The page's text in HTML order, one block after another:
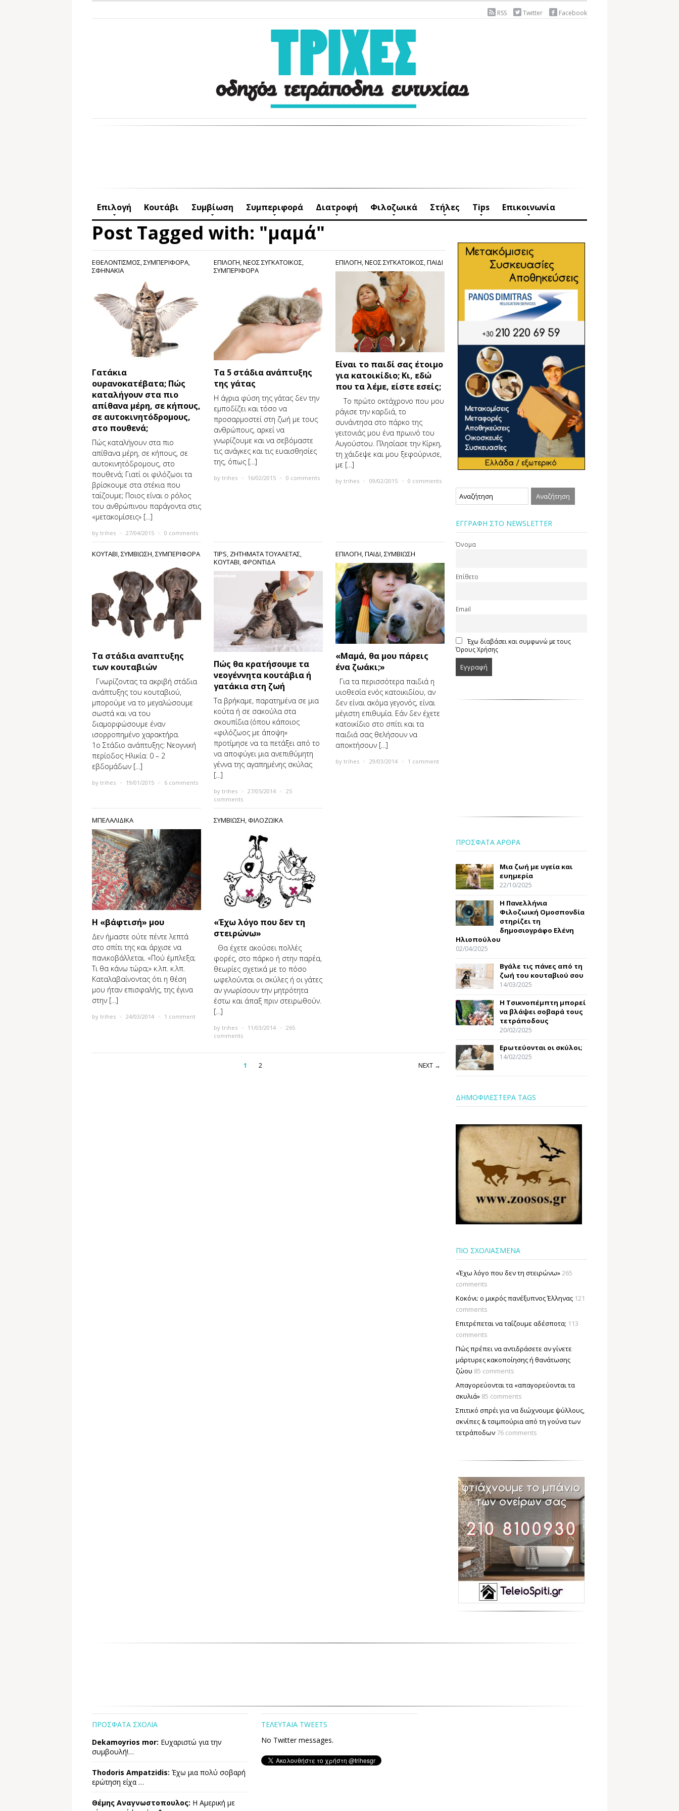
RSS Twitter Facebook
Επιλογή Κουτάβι Συμβίωση Συμπεριφορά Διατροφή Φιλοζωικά Στήλες Tips Επικοινωνία
Post Tagged with: "μαμά"
ΕΘΕΛΟΝΤΙΣΜΟΣ,ΣΥΜΠΕΡΙΦΟΡΑ,
ΣΦΗΝΑΚΙΑ
Γατάκια
ουρανοκατέβατα; Πώς
καταλήγουν στα πιο
απίθανα μέρη, σε κήπους,
σε αυτοκινητόδρομους,
στο πουθενά;
Πώς καταλήγουν στα πιο
απίθανα μέρη, σε κήπους, σε
αυτοκινητόδρομους, στο
πουθενά; Γιατί οι φιλόζωοι τα
βρίσκουμε στα στέκια που
ταΐζουμε; Ποιος είναι ο ρόλος
του ανθρώπινου παράγοντα στις
«μετακομίσεις» […]
by trihes 27/04/2015 0 comments
ΕΠΙΛΟΓΗ,ΝΕΟΣ ΣΥΓΚΑΤΟΙΚΟΣ,
ΣΥΜΠΕΡΙΦΟΡΑ
Τα 5 στάδια ανάπτυξης
της γάτας
Η άγρια φύση της γάτας δεν την
εμποδίζει και τόσο να
προσαρμοστεί στη ζωή με τους
ανθρώπους, αρκεί να
γνωρίζουμε και να σεβόμαστε
τις ανάγκες και τις ευαισθησίες
της, όπως […]
by trihes 16/02/2015 0 comments
ΕΠΙΛΟΓΗ,ΝΕΟΣ ΣΥΓΚΑΤΟΙΚΟΣ,ΠΑΙΔΙ
Είναι το παιδί σας έτοιμο
για κατοικίδιο; Κι, εδώ
που τα λέμε, είστε εσείς;
Το πρώτο οκτάχρονο που μου
ράγισε την καρδιά, το
συνάντησα στο πάρκο της
γειτονιάς μου ένα πρωινό του
Αυγούστου. Πλησίασε την Κίρκη,
τη χάιδεψε και μου ξεφούρνισε,
με […]
by trihes 09/02/2015 0 comments
ΚΟΥΤΑΒΙ,ΣΥΜΒΙΩΣΗ,ΣΥΜΠΕΡΙΦΟΡΑ
Τα στάδια αναπτυξης
των κουταβιών
Γνωρίζοντας τα ακριβή στάδια
ανάπτυξης του κουταβιού,
μπορούμε να το μεγαλώσουμε
σωστά και να του
διαμορφώσουμε έναν
ισορροπημένο χαρακτήρα.
1o Στάδιο ανάπτυξης: Νεογνική
περίοδος Ηλικία: 0 – 2
εβδομάδων […]
by trihes 19/01/2015 6 comments
TIPS, ΖΗΤΉΜΑΤΑ ΤΟΥΑΛΈΤΑΣ,
ΚΟΥΤΑΒΙ,ΦΡΟΝΤΙΔΑ
Πώς θα κρατήσουμε τα
νεογέννητα κουτάβια ή
γατάκια στη ζωή
Τα βρήκαμε, παρατημένα σε μια
κούτα ή σε σακούλα στα
σκουπίδια (όπου κάποιος
«φιλόζωος με άποψη»
προτίμησε να τα πετάξει από το
να αποφύγει μια ανεπιθύμητη
γέννα της αγαπημένης σκύλας
[…]
by trihes 27/05/2014
25
comments
ΕΠΙΛΟΓΗ,ΠΑΙΔΙ,ΣΥΜΒΙΩΣΗ
«Μαμά, θα μου πάρεις
ένα ζωάκι;»
Για τα περισσότερα παιδιά η
υιοθεσία ενός κατοικιδίου, αν
δεν είναι ακόμα γεγονός, είναι
μέγιστη επιθυμία. Εάν δεν έχετε
κατοικίδιο στο σπίτι και τα
παιδιά σας θελήσουν να
αποκτήσουν […]
by trihes 29/03/2014 1 comment
ΜΠΕΛΑΛΙΔΙΚΑ
Η «βάφτισή» μου
Δεν ήμαστε ούτε πέντε λεπτά
στο σπίτι της και άρχισε να
πανικοβάλλεται. «Πού έμπλεξα;
Τι θα κάνω τώρα;» κ.λπ. κ.λπ.
Καταλαβαίνοντας ότι η θέση
μου ήταν επισφαλής, της έγινα
στην […]
by trihes 24/03/2014 1 comment
ΣΥΜΒΙΩΣΗ,ΦΙΛΟΖΩΙΚΑ
«Έχω λόγο που δεν τη
στειρώνω»
Θα έχετε ακούσει πολλές
φορές, στο πάρκο ή στην παρέα,
θεωρίες σχετικά με το πόσο
ωφελούνται οι σκύλες ή οι γάτες
αν γνωρίσουν την μητρότητα
έστω και άπαξ πριν στειρωθούν.
[…]
by trihes 11/03/2014
265
comments
1 2 NEXT →
ΕΓΓΡΑΦΗ ΣΤΟ NEWSLETTER
Όνομα
Επίθετο
Email
Έχω διαβάσει και συμφωνώ με τους
Όρους Χρήσης
ΠΡΟΣΦΑΤΑ ΑΡΘΡΑ
Μια ζωή με υγεία και
ευημερία
22/10/2025
Η Πανελλήνια
Φιλοζωική Ομοσπονδία
στηρίζει τη
δημοσιογράφο Ελένη
Ηλιοπούλου
02/04/2025
Βγάλε τις πάνες από τη
ζωή του κουταβιού σου
14/03/2025
Η Τσικνοπέμπτη μπορεί
να βλάψει σοβαρά τους
τετράποδους
20/02/2025
Ερωτεύονται οι σκύλοι;
14/02/2025
ΔΗΜΟΦΙΛΕΣΤΕΡΑ TAGS
ΠΙΟ ΣΧΟΛΙΑΣΜΕΝΑ
«Έχω λόγο που δεν τη στειρώνω»265
comments
Κοκόνι: ο μικρός πανέξυπνος Έλληνας 121
comments
Επιτρέπεται να ταΐζουµε αδέσποτα; 113
comments
Πώς πρέπει να αντιδράσετε αν γίνετε
μάρτυρες κακοποίησης ή θανάτωσης
ζώου 85 comments
Απαγορεύονται τα «απαγορεύονται τα
σκυλιά» 85 comments
Σπιτικό σπρέι για να διώχνουμε ψύλλους,
σκνίπες & τσιμπούρια από τη γούνα των
τετράποδων 76 comments
ΠΡΟΣΦΑΤΑ ΣΧΟΛΙΑ
Dekamoyrios mor: Ευχαριστώ για την
συμβουλή!…
Thodoris Ampatzidis: Έχω μια πολύ σοβαρή
ερώτηση είχα …
Θέμης Αναγνωστοπουλος: Η Αμερική με
ΤΕΛΕΥΤΑΙΑ TWEETS
No Twitter messages.